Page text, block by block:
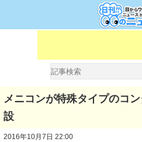
メニコンが特殊タイプのコ
設
2016年10月7日 22:00